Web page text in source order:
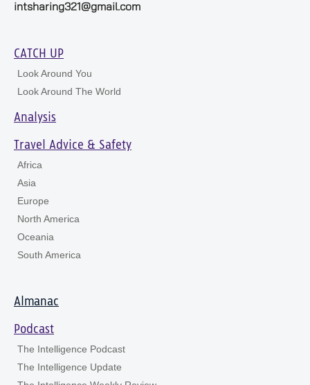
intsharing321@gmail.com
CATCH UP
Look Around You
Look Around The World
Analysis
Travel Advice & Safety
Africa
Asia
Europe
North America
Oceania
South America
Almanac
Podcast
The Intelligence Podcast
The Intelligence Update